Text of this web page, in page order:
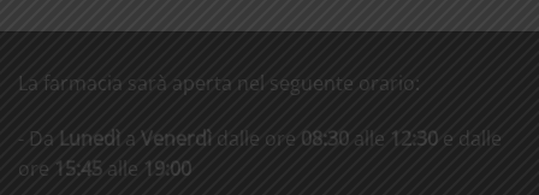
La farmacia sarà aperta nel seguente orario:
- Da Lunedì a Venerdì dalle ore 08:30 alle 12:30 e dalle
ore 15:45 alle 19:00